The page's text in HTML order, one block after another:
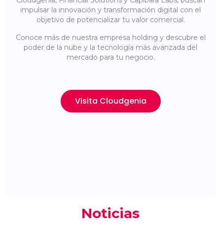
impulsar la innovación y transformación digital con el
objetivo de potencializar tu valor comercial.
Conoce más de nuestra empresa holding y descubre el
poder de la nube y la tecnología más avanzada del
mercado para tu negocio.
Visita Cloudgenia
Noticias